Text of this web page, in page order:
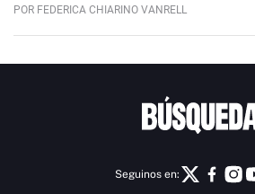
POR FEDERICA CHIARINO VANRELL
Seguinos en: